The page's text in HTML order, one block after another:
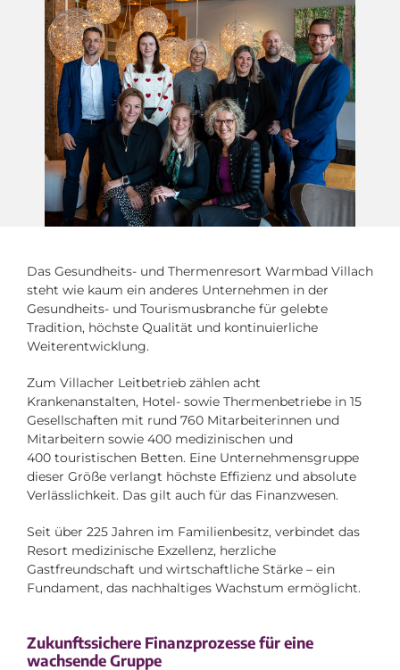
Das Gesundheits- und Thermenresort Warmbad Villach
steht wie kaum ein anderes Unternehmen in der
Gesundheits- und Tourismusbranche für gelebte
Tradition, höchste Qualität und kontinuierliche
Weiterentwicklung.
Zum Villacher Leitbetrieb zählen acht
Krankenanstalten, Hotel- sowie Thermenbetriebe in 15
Gesellschaften mit rund 760 Mitarbeiterinnen und
Mitarbeitern sowie 400 medizinischen und
400 touristischen Betten. Eine Unternehmensgruppe
dieser Größe verlangt höchste Effizienz und absolute
Verlässlichkeit. Das gilt auch für das Finanzwesen.
Seit über 225 Jahren im Familienbesitz, verbindet das
Resort medizinische Exzellenz, herzliche
Gastfreundschaft und wirtschaftliche Stärke – ein
Fundament, das nachhaltiges Wachstum ermöglicht.
Zukunftssichere Finanzprozesse für eine
wachsende Gruppe